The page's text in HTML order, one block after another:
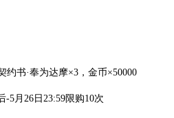
约书·奉为达摩×3，金币×50000
-5月26日23:59限购10次